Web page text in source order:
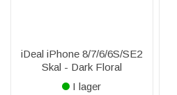
iDeal iPhone 8/7/6/6S/SE2
Skal - Dark Floral
I lager